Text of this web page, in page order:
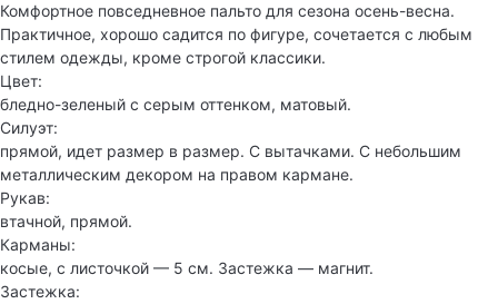
Комфортное повседневное пальто для сезона осень-весна.
Практичное, хорошо садится по фигуре, сочетается с любым
стилем одежды, кроме строгой классики.
Цвет:
бледно-зеленый с серым оттенком, матовый.
Силуэт:
прямой, идет размер в размер. С вытачками. С небольшим
металлическим декором на правом кармане.
Рукав:
втачной, прямой.
Карманы:
косые, с листочкой — 5 см. Застежка — магнит.
Застежка: